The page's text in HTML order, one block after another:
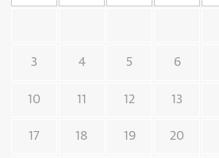
3 4 5 6
10 11 12 13
17 18 19 20